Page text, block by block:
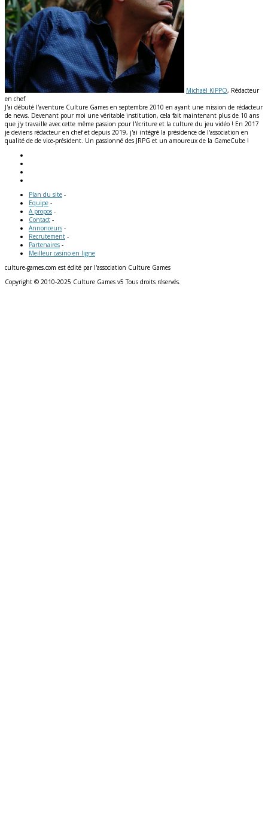
Michaël KIPPO, Rédacteur
en chef
J'ai débuté l'aventure Culture Games en septembre 2010 en ayant une mission de rédacteur
de news. Devenant pour moi une véritable institution, cela fait maintenant plus de 10 ans
que j'y travaille avec cette même passion pour l'écriture et la culture du jeu vidéo ! En 2017
je deviens rédacteur en chef et depuis 2019, j'ai intégré la présidence de l'association en
qualité de de vice-président. Un passionné des JRPG et un amoureux de la GameCube !
Plan du site -
Equipe -
A propos -
Contact -
Annonceurs -
Recrutement -
Partenaires -
Meilleur casino en ligne
culture-games.com est édité par l'association Culture Games
Copyright © 2010-2025 Culture Games v5 Tous droits réservés.